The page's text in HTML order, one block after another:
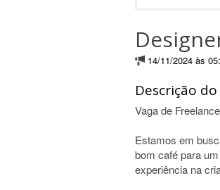
14/11/2024 às
Descrição
Vaga de
Estamos em
bom café para
experiência na